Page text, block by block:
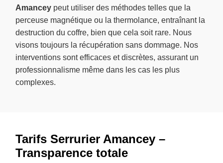
Amancey peut utiliser des méthodes telles que la
perceuse magnétique ou la thermolance, entraînant la
destruction du coffre, bien que cela soit rare. Nous
visons toujours la récupération sans dommage. Nos
interventions sont efficaces et discrètes, assurant un
professionnalisme même dans les cas les plus
complexes.
Tarifs Serrurier Amancey –
Transparence totale